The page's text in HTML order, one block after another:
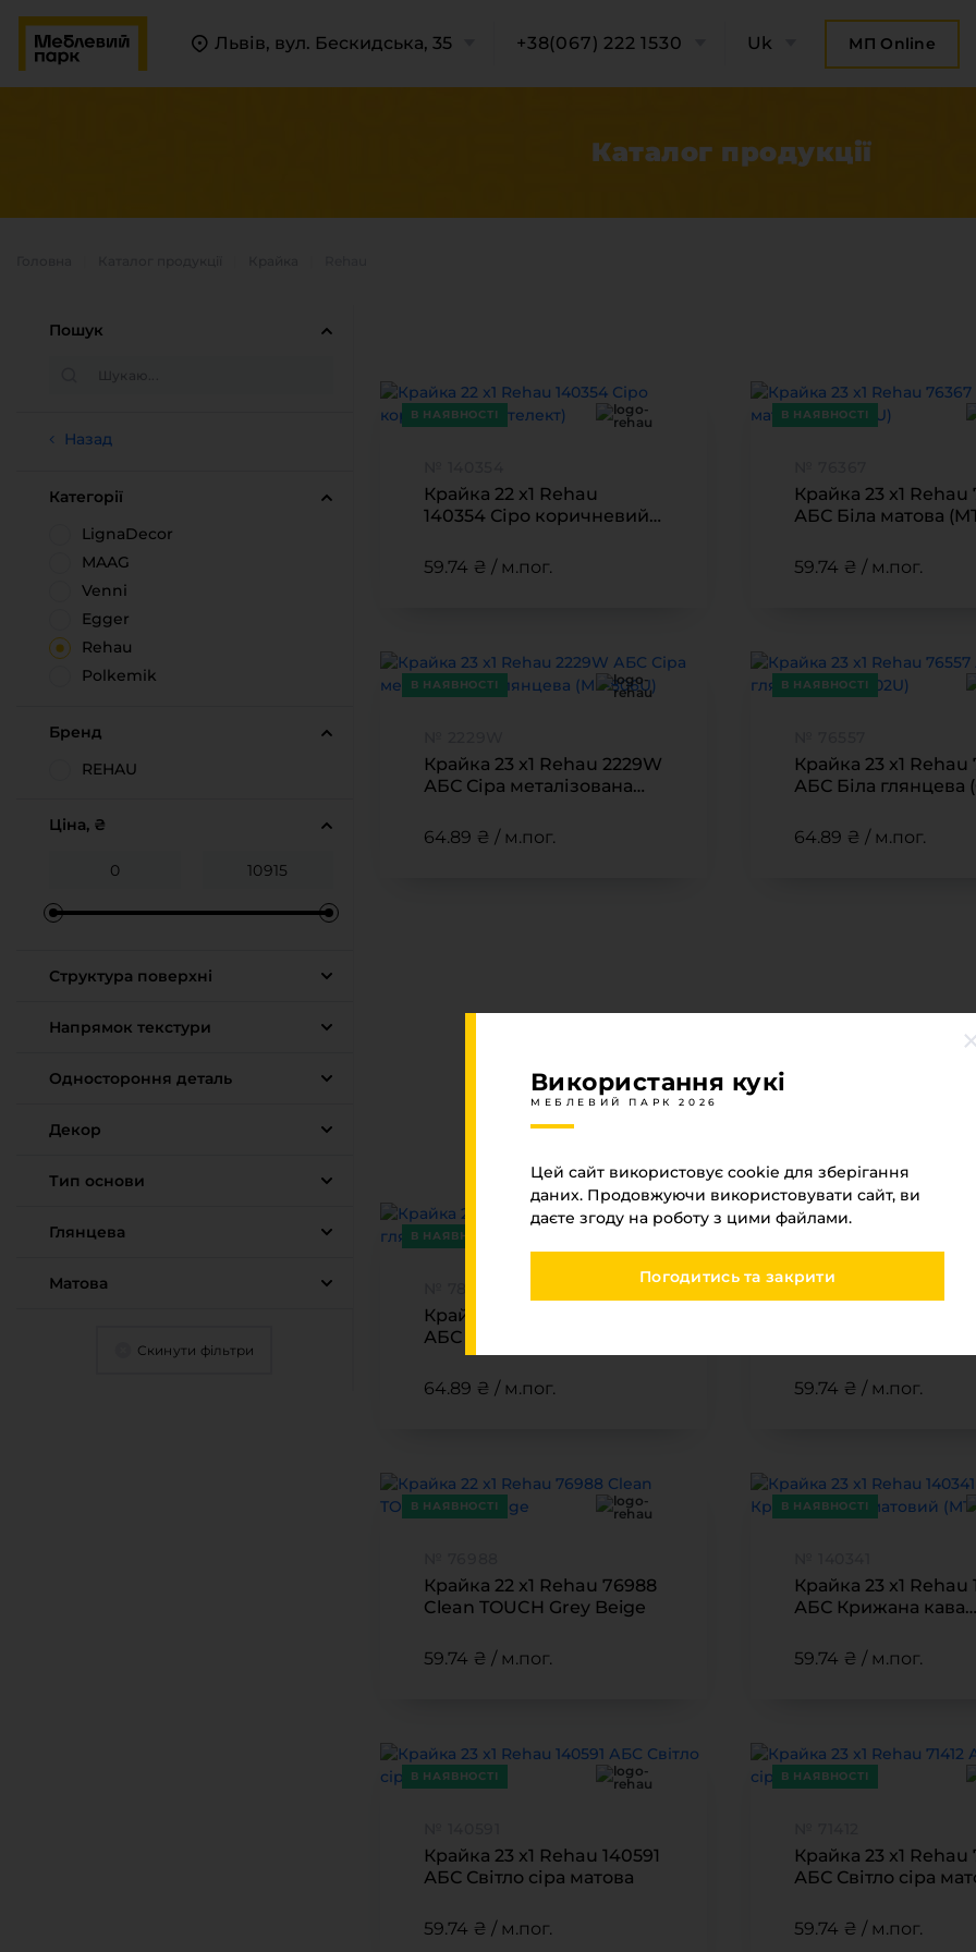
Львів, вул. Бескидська, 35 +38(067) 222 1530 Uk МП Online
Про компанію
Доставка та оплата
Вакансії
Програмна заява
Категорії
Крайка
Каталог продукцiї
Пошук
Назад
Категорії
LignaDecor
MAAG
Venni
Egger
Rehau
Polkemik
Hranipex
Termopal
RICCI
ARTES CARBON
SAVIOLA
Бренд
REHAU
Ціна, ₴
Структура поверхні
Напрямок текстури
Одностороння деталь
Декор
Тип основи
Глянцева
Матова
Скинути фільтри
В НАЯВНОСТІ
Крайка 22 x1 Rehau
140354 Сіро коричневий
59.74 ₴ / м.пог.
В НАЯВНОСТІ
Крайка 23 x1 Rehau
АБС Біла матова
59.74 ₴ / м.пог.
В НАЯВНОСТІ
Крайка 23 x1 Rehau 2229W
АБС Сіра металізована
64.89 ₴ / м.пог.
В НАЯВНОСТІ
Крайка 23 x1 Rehau
АБС Біла глянцева
64.89 ₴ / м.пог.
В НАЯВНОСТІ
Крайка 23 x1 Rehau 78906
АБС Кварц глянцева (GL-
804U)
64.89 ₴ / м.пог.
№ 140337
Крайка 23 x1 Rehau
(MT-AF-804U)
59.74 ₴ / м.пог.
В НАЯВНОСТІ
Крайка 22 x1 Rehau 76988
Clean TOUCH Grey Beige
59.74 ₴ / м.пог.
В НАЯВНОСТІ
Крайка 23 x1 Rehau
АБС Крижана кава
59.74 ₴ / м.пог.
В НАЯВНОСТІ
Крайка 23 x1 Rehau 140591
АБС Світло сіра матова
59.74 ₴ / м.пог.
В НАЯВНОСТІ
Крайка 23 x1 Rehau
АБС Світло сіра
59.74 ₴ / м.пог.
Використання кукі
МЕБЛЕВИЙ ПАРК 2026
Цей сайт використовує cookie для зберігання
даних. Продовжуючи використовувати сайт, ви
даєте згоду на роботу з цими файлами.
Погодитись та закрити